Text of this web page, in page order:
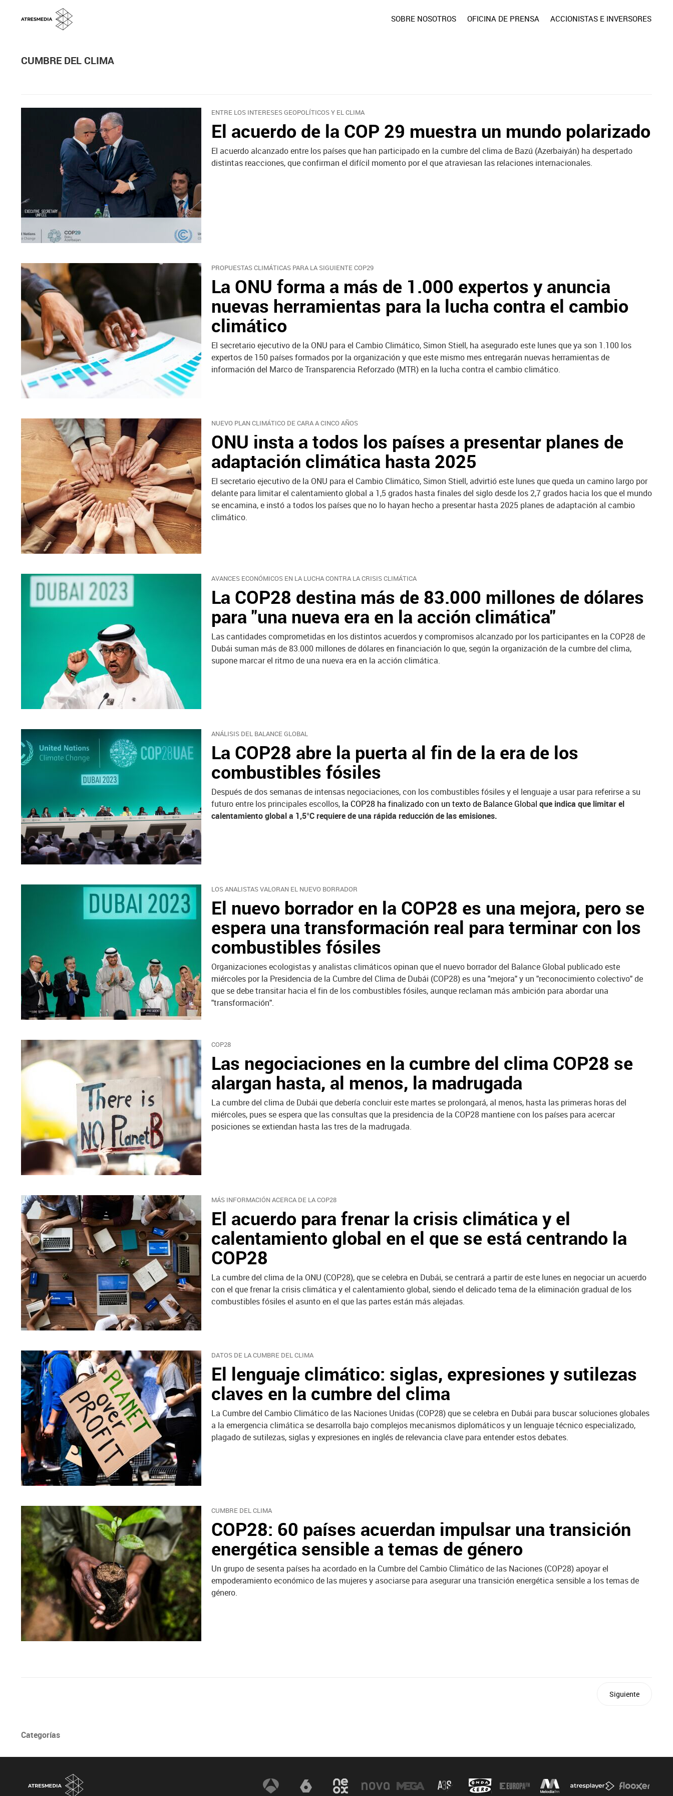
SOBRE NOSOTROS OFICINA DE PRENSA ACCIONISTAS E INVERSORES
CUMBRE DEL CLIMA
ENTRE LOS INTERESES GEOPOLÍTICOS Y EL CLIMA
El acuerdo de la COP 29 muestra un mundo polarizado
El acuerdo alcanzado entre los países que han participado en la cumbre del clima de Bazú (Azerbaiyán) ha despertado
distintas reacciones, que confirman el difícil momento por el que atraviesan las relaciones internacionales.
PROPUESTAS CLIMÁTICAS PARA LA SIGUIENTE COP29
La ONU forma a más de 1.000 expertos y anuncia
nuevas herramientas para la lucha contra el cambio
climático
El secretario ejecutivo de la ONU para el Cambio Climático, Simon Stiell, ha asegurado este lunes que ya son 1.100 los
expertos de 150 países formados por la organización y que este mismo mes entregarán nuevas herramientas de
información del Marco de Transparencia Reforzado (MTR) en la lucha contra el cambio climático.
NUEVO PLAN CLIMÁTICO DE CARA A CINCO AÑOS
ONU insta a todos los países a presentar planes de
adaptación climática hasta 2025
El secretario ejecutivo de la ONU para el Cambio Climático, Simon Stiell, advirtió este lunes que queda un camino largo por
delante para limitar el calentamiento global a 1,5 grados hasta finales del siglo desde los 2,7 grados hacia los que el mundo
se encamina, e instó a todos los países que no lo hayan hecho a presentar hasta 2025 planes de adaptación al cambio
climático.
AVANCES ECONÓMICOS EN LA LUCHA CONTRA LA CRISIS CLIMÁTICA
La COP28 destina más de 83.000 millones de dólares
para "una nueva era en la acción climática"
Las cantidades comprometidas en los distintos acuerdos y compromisos alcanzado por los participantes en la COP28 de
Dubái suman más de 83.000 millones de dólares en financiación lo que, según la organización de la cumbre del clima,
supone marcar el ritmo de una nueva era en la acción climática.
ANÁLISIS DEL BALANCE GLOBAL
La COP28 abre la puerta al fin de la era de los
combustibles fósiles
Después de dos semanas de intensas negociaciones, con los combustibles fósiles y el lenguaje a usar para referirse a su
futuro entre los principales escollos, la COP28 ha finalizado con un texto de Balance Global que indica que limitar el
calentamiento global a 1,5°C requiere de una rápida reducción de las emisiones.
LOS ANALISTAS VALORAN EL NUEVO BORRADOR
El nuevo borrador en la COP28 es una mejora, pero se
espera una transformación real para terminar con los
combustibles fósiles
Organizaciones ecologistas y analistas climáticos opinan que el nuevo borrador del Balance Global publicado este
miércoles por la Presidencia de la Cumbre del Clima de Dubái (COP28) es una "mejora" y un "reconocimiento colectivo" de
que se debe transitar hacia el fin de los combustibles fósiles, aunque reclaman más ambición para abordar una
"transformación".
COP28
Las negociaciones en la cumbre del clima COP28 se
alargan hasta, al menos, la madrugada
La cumbre del clima de Dubái que debería concluir este martes se prolongará, al menos, hasta las primeras horas del
miércoles, pues se espera que las consultas que la presidencia de la COP28 mantiene con los países para acercar
posiciones se extiendan hasta las tres de la madrugada.
MÁS INFORMACIÓN ACERCA DE LA COP28
El acuerdo para frenar la crisis climática y el
calentamiento global en el que se está centrando la
COP28
La cumbre del clima de la ONU (COP28), que se celebra en Dubái, se centrará a partir de este lunes en negociar un acuerdo
con el que frenar la crisis climática y el calentamiento global, siendo el delicado tema de la eliminación gradual de los
combustibles fósiles el asunto en el que las partes están más alejadas.
DATOS DE LA CUMBRE DEL CLIMA
El lenguaje climático: siglas, expresiones y sutilezas
claves en la cumbre del clima
La Cumbre del Cambio Climático de las Naciones Unidas (COP28) que se celebra en Dubái para buscar soluciones globales
a la emergencia climática se desarrolla bajo complejos mecanismos diplomáticos y un lenguaje técnico especializado,
plagado de sutilezas, siglas y expresiones en inglés de relevancia clave para entender estos debates.
CUMBRE DEL CLIMA
COP28: 60 países acuerdan impulsar una transición
energética sensible a temas de género
Un grupo de sesenta países ha acordado en la Cumbre del Cambio Climático de las Naciones (COP28) apoyar el
empoderamiento económico de las mujeres y asociarse para asegurar una transición energética sensible a los temas de
género.
Siguiente
Categorías